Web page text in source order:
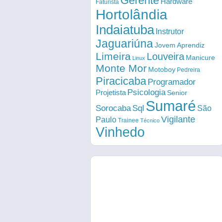
Faturista
Hortolândia
Indaiatuba Instrutor
Jaguariúna Jovem Aprendiz
Limeira Linux Louveira Manicure
Monte Mor Motoboy Pedreira
Piracicaba Programador
Projetista PsicologiaSenior
Sorocaba Sql Sumaré São
Paulo Trainee Técnico Vigilante
Vinhedo